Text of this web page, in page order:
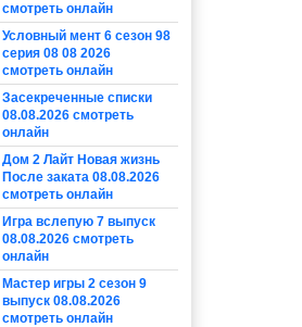
смотреть онлайн
Условный мент 6 сезон 98
серия 08 08 2026
смотреть онлайн
Засекреченные списки
08.08.2026 смотреть
онлайн
Дом 2 Лайт Новая жизнь
После заката 08.08.2026
смотреть онлайн
Игра вслепую 7 выпуск
08.08.2026 смотреть
онлайн
Мастер игры 2 сезон 9
выпуск 08.08.2026
смотреть онлайн